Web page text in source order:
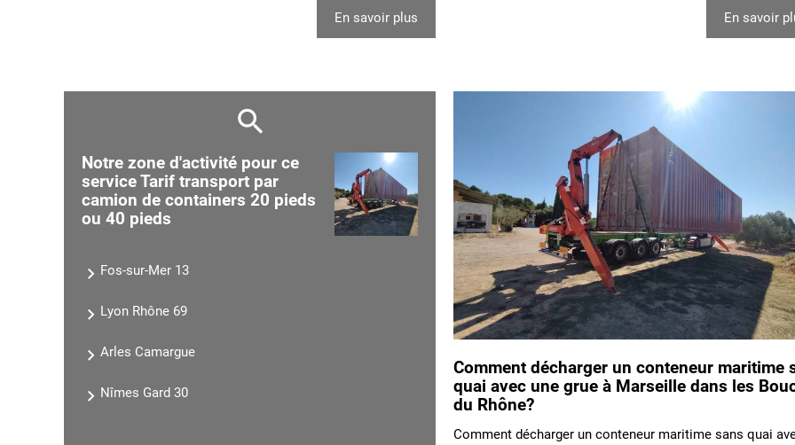
En savoir plus En savoir
Notre zone d'activité pour ce
service Tarif transport par
camion de containers 20 pieds
ou 40 pieds
Fos-sur-Mer 13
Lyon Rhône 69
Arles Camargue
Nîmes Gard 30
Comment décharger un conteneur maritime
quai avec une grue à Marseille dans les
du Rhône?
Comment décharger un conteneur maritime sans quai